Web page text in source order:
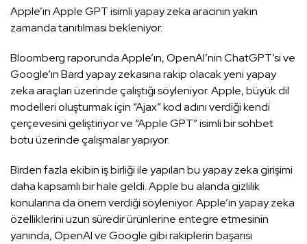
Apple’ın Apple GPT isimli yapay zeka aracının yakın
zamanda tanıtılması bekleniyor.
Bloomberg raporunda Apple’ın, OpenAI’nin ChatGPT’si ve
Google’ın Bard yapay zekasına rakip olacak yeni yapay
zeka araçları üzerinde çalıştığı söyleniyor. Apple, büyük dil
modelleri oluşturmak için “Ajax” kod adını verdiği kendi
çerçevesini geliştiriyor ve “Apple GPT” isimli bir sohbet
botu üzerinde çalışmalar yapıyor.
Birden fazla ekibin iş birliği ile yapılan bu yapay zeka girişimi
daha kapsamlı bir hale geldi. Apple bu alanda gizlilik
konularına da önem verdiği söyleniyor. Apple’ın yapay zeka
özelliklerini uzun süredir ürünlerine entegre etmesinin
yanında, OpenAI ve Google gibi rakiplerin başarısı